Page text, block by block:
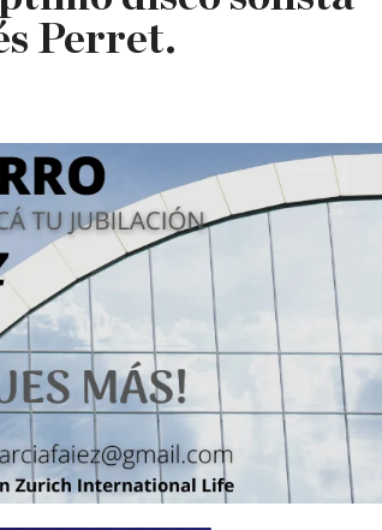
Perret.